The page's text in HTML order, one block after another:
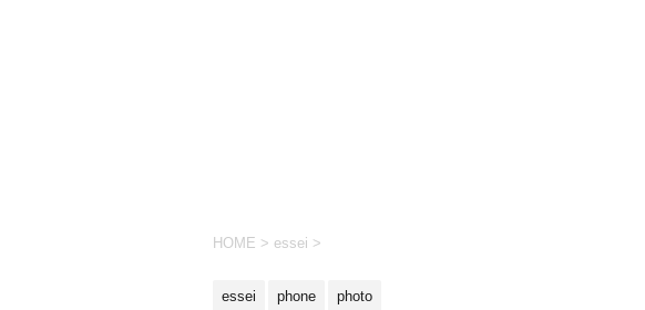
HOME > essei >
essei phone photo